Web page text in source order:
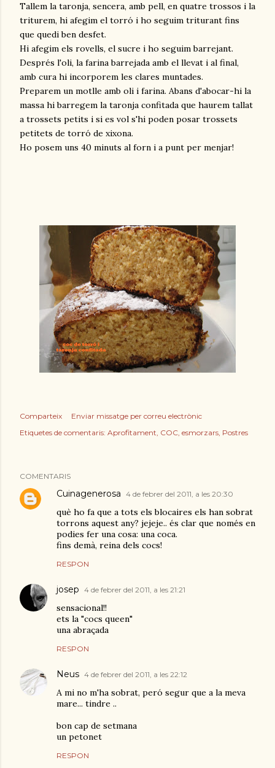
Tallem la taronja, sencera, amb pell, en quatre trossos i la
triturem, hi afegim el torró i ho seguim triturant fins
que quedi ben desfet.
Hi afegim els rovells, el sucre i ho seguim barrejant.
Després l'oli, la farina barrejada amb el llevat i al final,
amb cura hi incorporem les clares muntades.
Preparem un motlle amb oli i farina. Abans d'abocar-hi la
massa hi barregem la taronja confitada que haurem tallat
a trossets petits i si es vol s'hi poden posar trossets
petitets de torró de xixona.
Ho posem uns 40 minuts al forn i a punt per menjar!
Comparteix
Enviar missatge per correu electrònic
Etiquetes de comentaris: Aprofitament COC esmorzars Postres
COMENTARIS
Cuinagenerosa 4 de febrer del 2011, a les 20:30
què ho fa que a tots els blocaires els han sobrat
torrons aquest any? jejeje.. és clar que només en
podies fer una cosa: una coca.
fins demà, reina dels cocs!
RESPON
josep 4 de febrer del 2011, a les 21:21
sensacional!!
ets la "cocs queen"
una abraçada
RESPON
Neus 4 de febrer del 2011, a les 22:12
A mi no m'ha sobrat, peró segur que a la meva
mare... tindre ..
bon cap de setmana
un petonet
RESPON